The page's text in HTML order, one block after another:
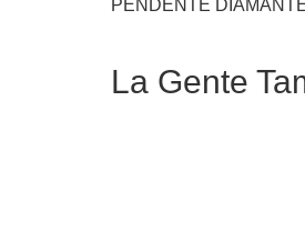
PENDENTE
La Gente